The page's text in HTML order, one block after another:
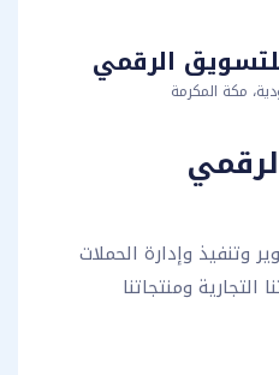
الرقمي
مكة المكرمة
وتنفيذ وإدارة الحملات
التجارية ومنتجاتنا